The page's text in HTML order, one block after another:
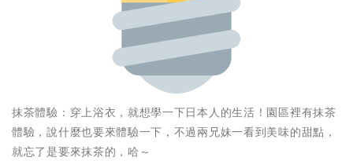
抹茶體驗：穿上浴衣，就想學一下日本人的生活！園區裡有抹茶
體驗，說什麼也要來體驗一下，不過兩兄妹一看到美味的甜點，
就忘了是要來抹茶的，哈～